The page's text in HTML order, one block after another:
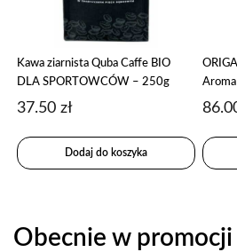
Kawa ziarnista Quba Caffe BIO
DLA SPORTOWCÓW – 250g
37.50zł
Dodaj do koszyka
Obecnie w promocji